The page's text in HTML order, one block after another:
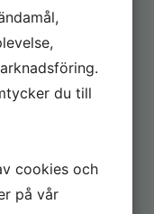
du till
cookies och
på vår